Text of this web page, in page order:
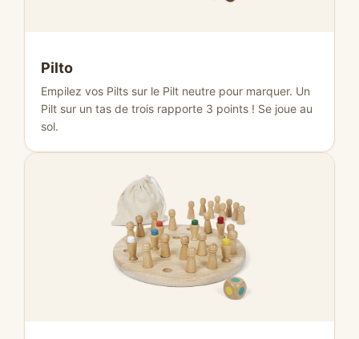
Pilto
Empilez vos Pilts sur le Pilt neutre pour marquer. Un
Pilt sur un tas de trois rapporte 3 points ! Se joue au
sol.